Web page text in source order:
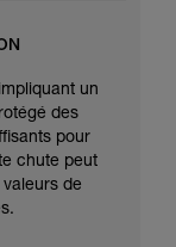
un
des
pour
chute peut
de